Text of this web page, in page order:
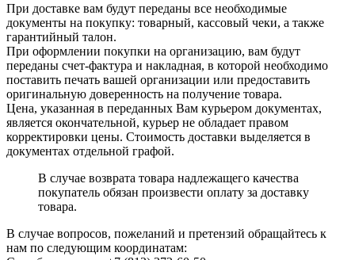
При доставке вам будут переданы все необходимые
документы на покупку: товарный, кассовый чеки, а также
гарантийный талон.
При оформлении покупки на организацию, вам будут
переданы счет-фактура и накладная, в которой необходимо
поставить печать вашей организации или предоставить
оригинальную доверенность на получение товара.
Цена, указанная в переданных Вам курьером документах,
является окончательной, курьер не обладает правом
корректировки цены. Стоимость доставки выделяется в
документах отдельной графой.
В случае возврата товара надлежащего качества
покупатель обязан произвести оплату за доставку
товара.
В случае вопросов, пожеланий и претензий обращайтесь к
нам по следующим координатам: